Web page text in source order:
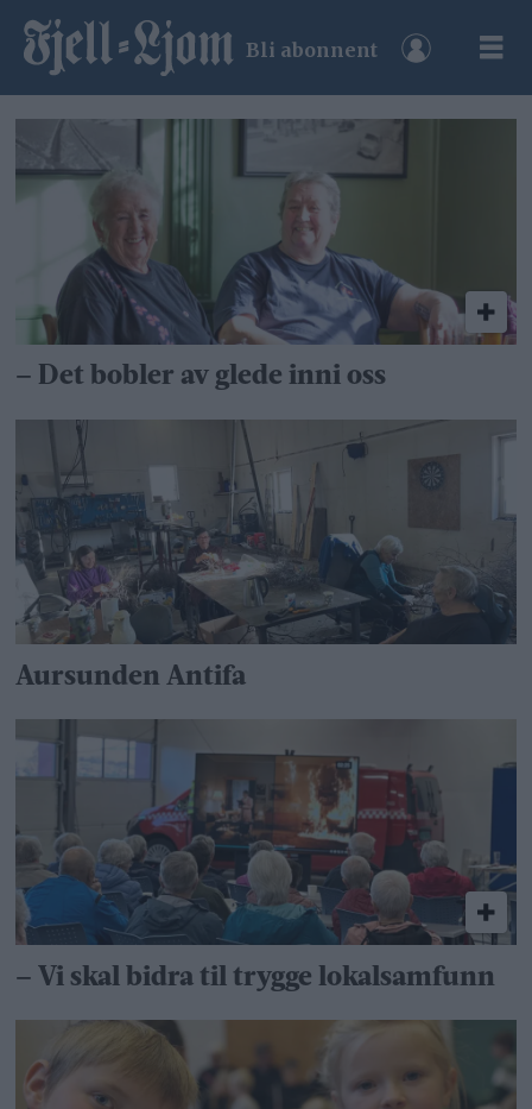
Bli abonnent
Tag:
sanitetskvinnene
– Det bobler av glede inni oss
Aursunden Antifa
– Vi skal bidra til trygge lokalsamfunn